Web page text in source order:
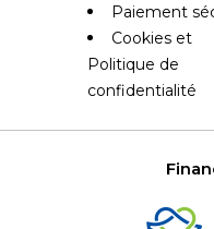
Paiement
Cookies et
Politique de
confidentialité